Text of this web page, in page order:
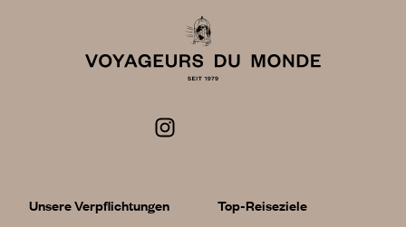
Unsere Verpflichtungen
Top-Reiseziele